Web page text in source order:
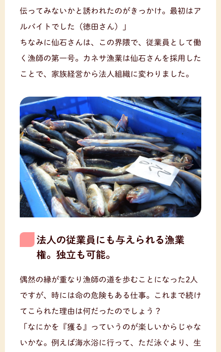
伝ってみないかと誘われたのがきっかけ。最初はア
ルバイトでした（徳田さん）」
ちなみに仙石さんは、この界隈で、従業員として働
く漁師の第一号。カネサ漁業は仙石さんを採用した
ことで、家族経営から法人組織に変わりました。
法人の従業員にも与えられる漁業
権。独立も可能。
偶然の縁が重なり漁師の道を歩むことになった2人
ですが、時には命の危険もある仕事。これまで続け
てこられた理由は何だったのでしょう？
「なにかを『獲る』っていうのが楽しいからじゃな
いかな。例えば海水浴に行って、ただ泳ぐより、生